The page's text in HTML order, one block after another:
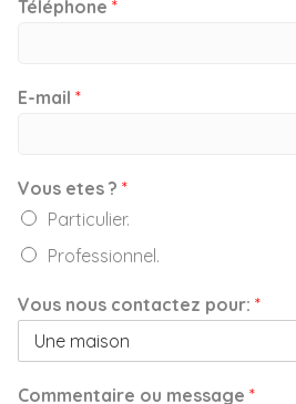
Téléphone *
E-mail *
Vous etes ? *
Particulier.
Professionnel.
Vous nous contactez pour: *
Commentaire ou message *